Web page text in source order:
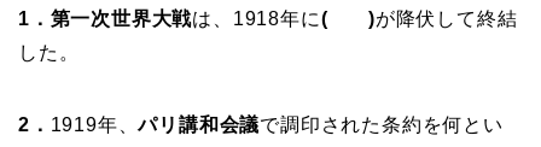
1．第一次世界大戦は、1918年に( )が降伏して終結
した。
2． 1919年、パリ講和会議で調印された条約を何とい